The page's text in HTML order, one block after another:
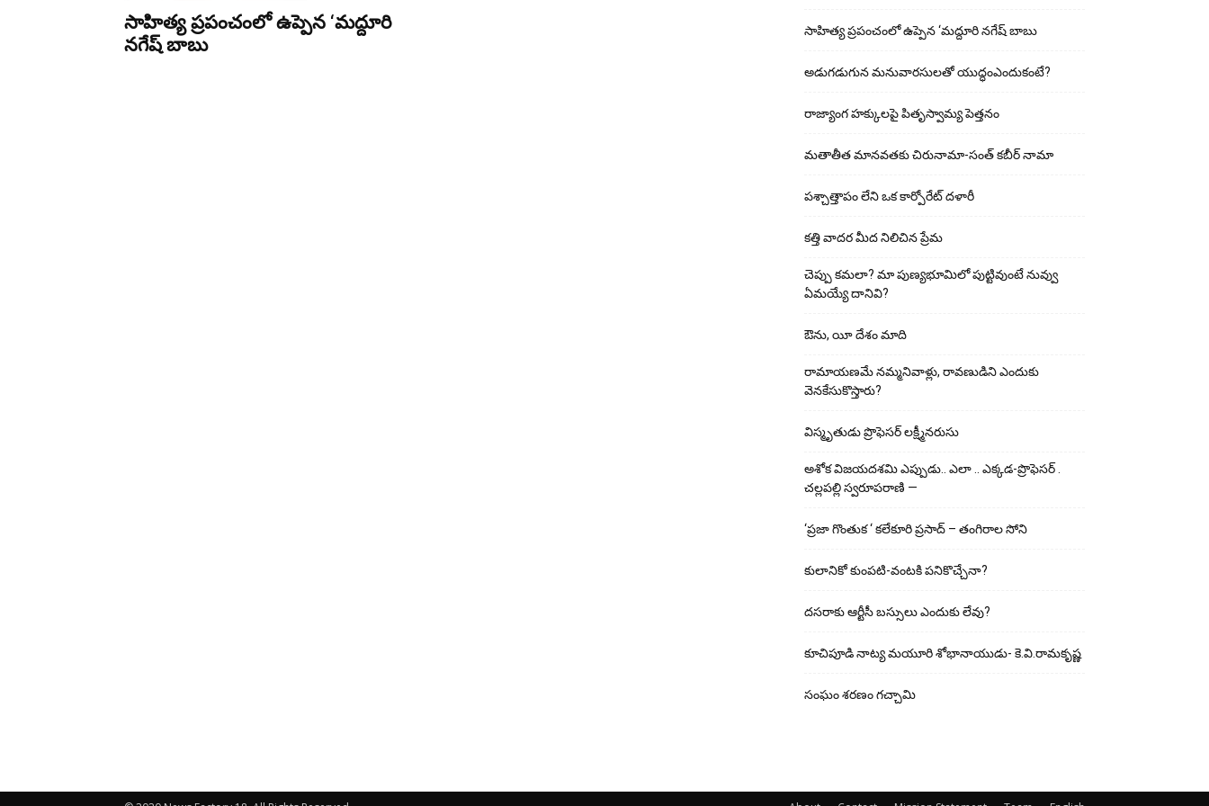
సాహిత్య ప్రపంచంలో ఉప్పెన ‘మద్దూరి
నగేష్ బాబు
సాహిత్య ప్రపంచంలో ఉప్పెన ‘మద్దూరి నగేష్ బాబు
అడుగ‌డుగున మ‌నువార‌సుల‌తో యుద్ధంఎందుకంటే?
రాజ్యాంగ హక్కులపై పితృస్వామ్య పెత్తనం
మతాతీత మానవతకు చిరునామా-సంత్ కబీర్ నామా
పశ్చాత్తాపం లేని ఒక కార్పోరేట్ దళారీ
కత్తి వాదర మీద నిలిచిన ప్రేమ
చెప్పు క‌మ‌లా? మా పుణ్యభూమిలో పుట్టివుంటే నువ్వు
ఏమయ్యే దానివి?
ఔను, యీ దేశం మాది
రామాయణమే నమ్మనివాళ్లు, రావణుడిని ఎందుకు
వెనకేసుకొస్తారు?
విస్మృతుడు ప్రొఫెసర్ లక్ష్మీనరుసు
అశోక విజ‌య‌ద‌శ‌మి ఎప్పుడు.. ఎలా .. ఎక్క‌డ‌-ప్రొఫెసర్ .
చల్లపల్లి స్వరూపరాణి —
‘ప్రజా గొంతుక ‘ కలేకూరి ప్రసాద్ – తంగిరాల సోని
కులానికో కుంప‌టి-వంట‌కి ప‌నికొచ్చేనా?
ద‌స‌రాకు ఆర్టీసీ బ‌స్సులు ఎందుకు లేవు?
కూచిపూడి నాట్య మ‌యూరి శోభానాయుడు- కె.వి.రామకృష్ణ
సంఘం శరణం గచ్చామి